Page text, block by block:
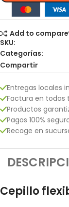
Add to compare
SKU:
Categorías:
Compartir
Entregas locales
Factura en todas
Productos
Pagos 100%
Recoge en
Cepillo